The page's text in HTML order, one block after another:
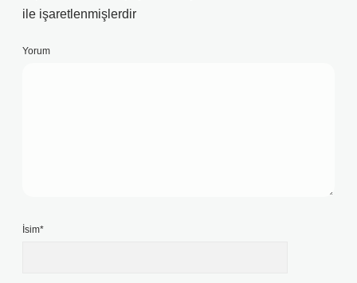
ile işaretlenmişlerdir
Yorum
İsim*